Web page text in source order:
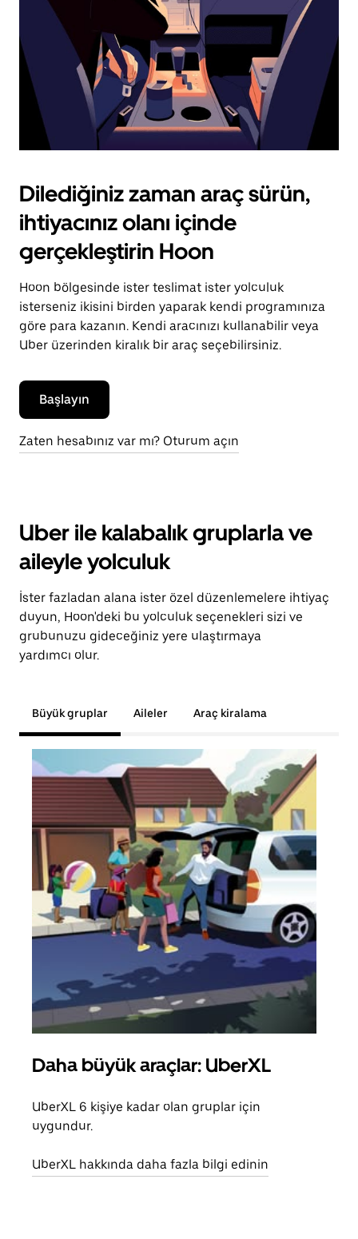
Dilediğiniz zaman araç sürün,
ihtiyacınız olanı içinde
gerçekleştirin Hoon
Hoon bölgesinde ister teslimat ister yolculuk
isterseniz ikisini birden yaparak kendi programınıza
göre para kazanın. Kendi aracınızı kullanabilir veya
Uber üzerinden kiralık bir araç seçebilirsiniz.
Başlayın
Zaten hesabınız var mı? Oturum açın
Uber ile kalabalık gruplarla ve
aileyle yolculuk
İster fazladan alana ister özel düzenlemelere ihtiyaç
duyun, Hoon'deki bu yolculuk seçenekleri sizi ve
grubunuzu gideceğiniz yere ulaştırmaya
yardımcı olur.
Büyük gruplar Aileler Araç kiralama
Daha büyük araçlar: UberXL
UberXL 6 kişiye kadar olan gruplar için
uygundur.
UberXL hakkında daha fazla bilgi edinin